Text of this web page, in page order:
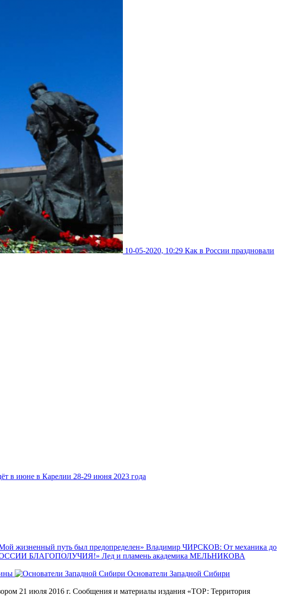
10-05-2020, 10:29 Как в России праздновали
июне в Карелии 28-29 июня 2023 года
жизненный путь был предопределен» Владимир ЧИРСКОВ: От механика до
БЛАГОПОЛУЧИЯ!» Лед и пламень академика МЕЛЬНИКОВА
Основатели Западной Сибири
21 июля 2016 г. Сообщения и материалы издания «ТОР: Территория